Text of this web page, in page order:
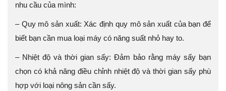
nhu cầu của mình:
– Quy mô sản xuất: Xác định quy mô sản xuất của bạn để
biết bạn cần mua loại máy có năng suất nhỏ hay to.
– Nhiệt độ và thời gian sấy: Đảm bảo rằng máy sấy bạn
chọn có khả năng điều chỉnh nhiệt độ và thời gian sấy phù
hợp với loại nông sản cần sấy.